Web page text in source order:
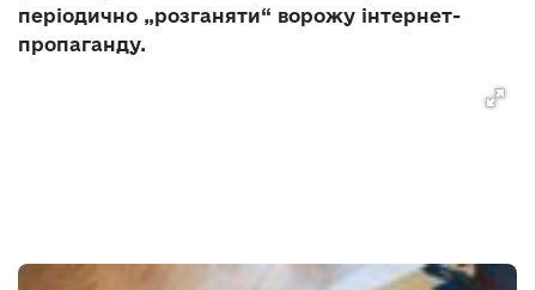
періодично „розганяти“ ворожу інтернет-
пропаганду.